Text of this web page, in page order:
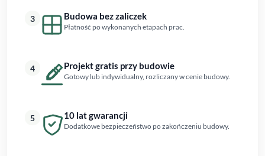
3 Budowa bez zaliczek
Płatność po wykonanych etapach prac.
4 Projekt gratis przy budowie
Gotowy lub indywidualny, rozliczany w cenie budowy.
5 10 lat gwarancji
Dodatkowe bezpieczeństwo po zakończeniu budowy.